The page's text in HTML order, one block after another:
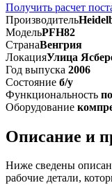
Получить расчет
Производитель
МодельPFH82
СтранаВенгрия
ЛокацияУлица
Год выпуска 2006
Состояние б/у
Функциональность
Оборудование
Описание и
Ниже сведены
рабочие детали,